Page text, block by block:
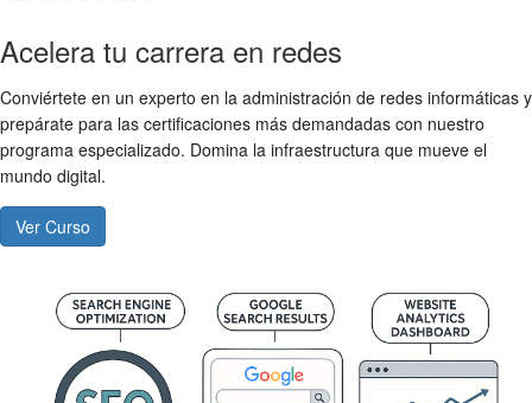
Acelera tu carrera en redes
Conviértete en un experto en la administración de redes informáticas y
prepárate para las certificaciones más demandadas con nuestro
programa especializado. Domina la infraestructura que mueve el
mundo digital.
Ver Curso